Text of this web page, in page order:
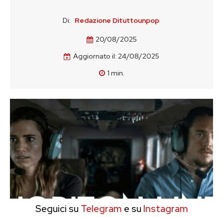
Di: Redazione Dituttounpop
20/08/2025
Aggiornato il: 24/08/2025
1 min.
Seguici su Telegram e su Instagram